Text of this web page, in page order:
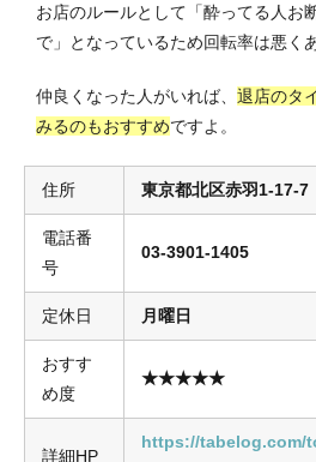
お店のルールとして「酔ってる人お
で」となっているため回転率は悪く
仲良くなった人がいれば、 退店のタ
みるのもおすすめですよ。
住所 東京都北区赤羽1-17-7
電話番
号
03-3901-1405
定休日 月曜日
おすす
め度
★★★★★
詳細HP
https://tabelog.com/